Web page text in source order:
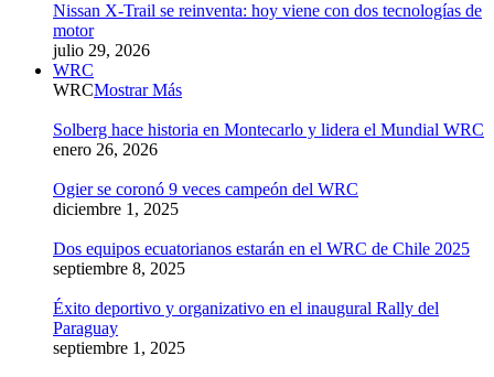
Nissan X-Trail se reinventa: hoy viene con dos tecnologías de
motor
julio 29, 2026
WRC
WRCMostrar Más
Solberg hace historia en Montecarlo y lidera el Mundial WRC
enero 26, 2026
Ogier se coronó 9 veces campeón del WRC
diciembre 1, 2025
Dos equipos ecuatorianos estarán en el WRC de Chile 2025
septiembre 8, 2025
Éxito deportivo y organizativo en el inaugural Rally del
Paraguay
septiembre 1, 2025